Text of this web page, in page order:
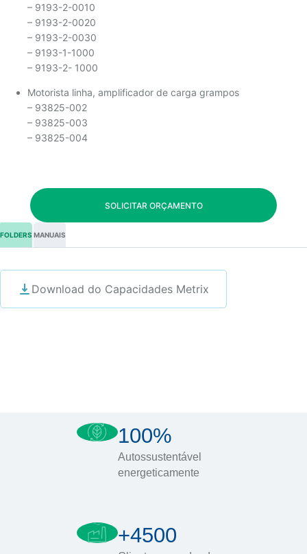
– 9193-2-0010
– 9193-2-0020
– 9193-2-0030
– 9193-1-1000
– 9193-2- 1000
Motorista linha, amplificador de carga grampos
– 93825-002
– 93825-003
– 93825-004
SOLICITAR ORÇAMENTO
FOLDERS MANUAIS
Download do Capacidades Metrix
100%
Autossustentável
energeticamente
+4500